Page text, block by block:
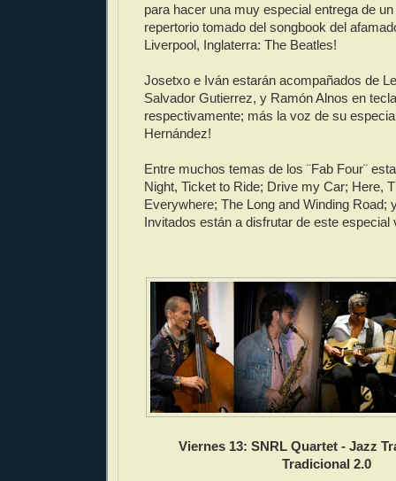
para hacer una muy especial entrega de
repertorio tomado del songbook del
Liverpool, Inglaterra: The Beatles!
Josetxo e Iván estarán acompañados de
Salvador Gutierrez, y Ramón Alnos en
respectivamente; más la voz de su
Hernández!
Entre muchos temas de los ¨Fab Four¨
Night, Ticket to Ride; Drive my Car; Here,
Everywhere; The Long and Winding Road;
Invitados están a disfrutar de este especial
Viernes 13: SNRL Quartet - Jazz
Tradicional 2.0